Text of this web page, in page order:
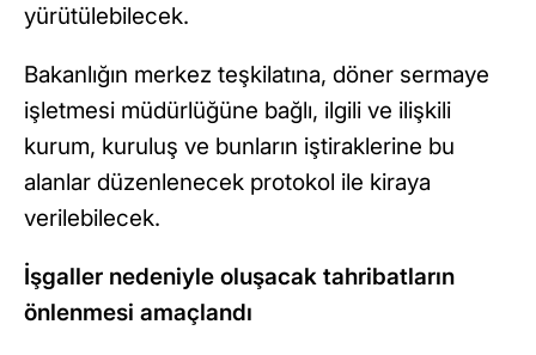
yürütülebilecek.
Bakanlığın merkez teşkilatına, döner sermaye
işletmesi müdürlüğüne bağlı, ilgili ve ilişkili
kurum, kuruluş ve bunların iştiraklerine bu
alanlar düzenlenecek protokol ile kiraya
verilebilecek.
İşgaller nedeniyle oluşacak tahribatların
önlenmesi amaçlandı